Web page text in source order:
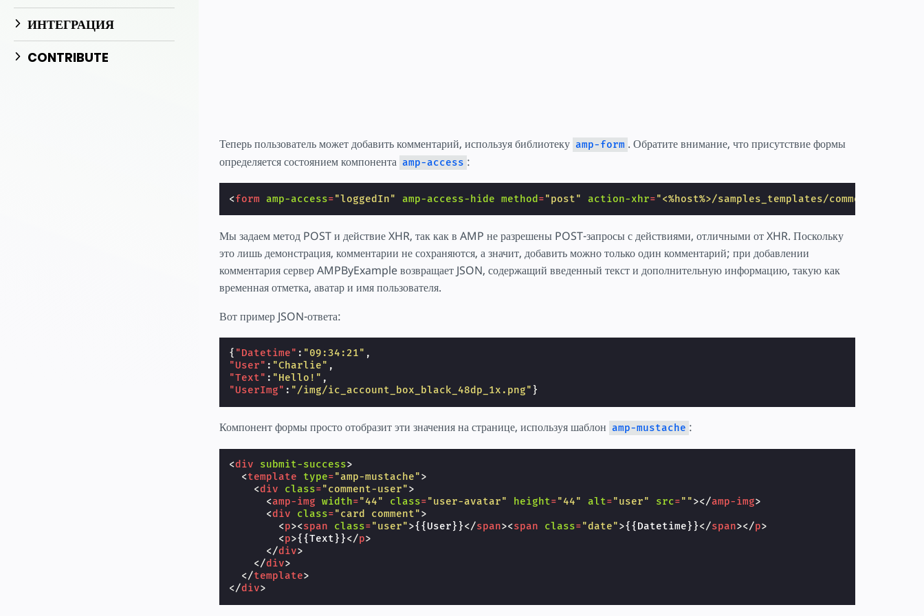
ИНТЕГРАЦИЯ
CONTRIBUTE
Теперь пользователь может добавить комментарий, используя библиотеку amp-form . Обратите внимание, что присутствие формы
определяется состоянием компонента amp-access :
<form amp-access="loggedIn" amp-access-hide method ="post" action-xhr="<%host%>/samples_templates/
Мы задаем метод POST и действие XHR, так как в AMP не разрешены POST-запросы с действиями, отличными от XHR. Поскольку
это лишь демонстрация, комментарии не сохраняются, а значит, добавить можно только один комментарий; при добавлении
комментария сервер AMPByExample возвращает JSON, содержащий введенный текст и дополнительную информацию, такую как
временная отметка, аватар и имя пользователя.
Вот пример JSON-ответа:
{ "Datetime" : "09:34:21" ,
"User" : "Charlie" ,
"Text" : "Hello!" ,
"UserImg" : "/img/ic_account_box_black_48dp_1x.png" }
Компонент формы просто отобразит эти значения на странице, используя шаблон amp-mustache :
<div submit-success>
<template type="amp-mustache">
<div class="comment-user">
<amp-img width="44" class="user-avatar" height="44" alt="user" src=""></amp-img>
<div class="card comment">
<p><span class="user">{{User}}</span><span class="date">{{Datetime}}</span></p>
<p>{{Text}}</p>
</div>
</div>
</template>
</div>